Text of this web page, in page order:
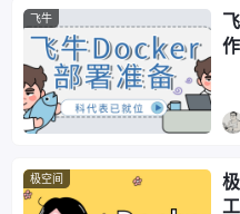
飞牛
作
极空间